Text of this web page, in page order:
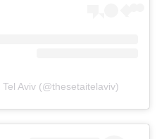
Aviv (@thesetaitelaviv)